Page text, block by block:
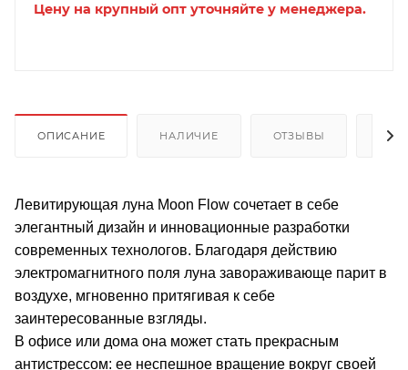
Цену на крупный опт уточняйте у менеджера.
ОПИСАНИЕ НАЛИЧИЕ ОТЗЫВЫ
Левитирующая луна Moon Flow сочетает в себе
элегантный дизайн и инновационные разработки
современных технологов. Благодаря действию
электромагнитного поля луна завораживающе парит в
воздухе, мгновенно притягивая к себе
заинтересованные взгляды.
В офисе или дома она может стать прекрасным
антистрессом: ее неспешное вращение вокруг своей